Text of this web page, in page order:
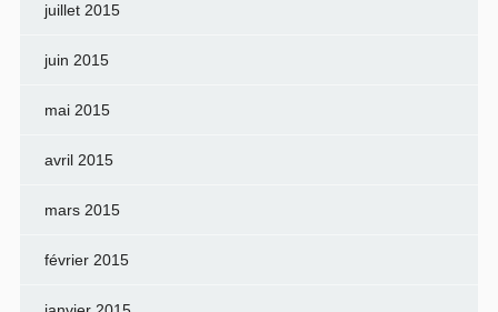
juillet 2015
juin 2015
mai 2015
avril 2015
mars 2015
février 2015